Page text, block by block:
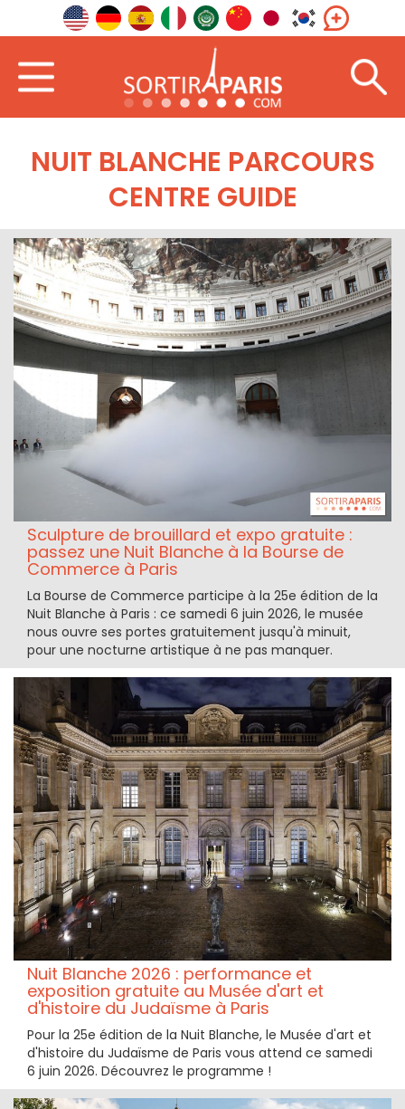
NUIT BLANCHE PARCOURS
CENTRE GUIDE
Sculpture de brouillard et expo gratuite :
passez une Nuit Blanche à la Bourse de
Commerce à Paris
La Bourse de Commerce participe à la 25e édition de la
Nuit Blanche à Paris : ce samedi 6 juin 2026, le musée
nous ouvre ses portes gratuitement jusqu'à minuit,
pour une nocturne artistique à ne pas manquer.
Nuit Blanche 2026 : performance et
exposition gratuite au Musée d'art et
d'histoire du Judaïsme à Paris
Pour la 25e édition de la Nuit Blanche, le Musée d'art et
d'histoire du Judaïsme de Paris vous attend ce samedi
6 juin 2026. Découvrez le programme !